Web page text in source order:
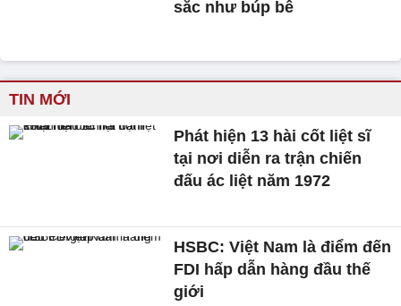
sắc như búp bê
TIN MỚI
Phát hiện 13 hài cốt liệt sĩ
tại nơi diễn ra trận chiến
đấu ác liệt năm 1972
HSBC: Việt Nam là điểm đến
FDI hấp dẫn hàng đầu thế
giới